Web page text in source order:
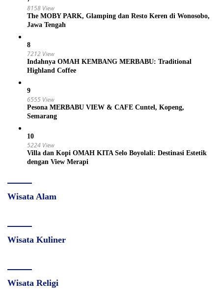
8158 View
The MOBY PARK, Glamping dan Resto Keren di Wonosobo,
Jawa Tengah
8
7212 View
Indahnya OMAH KEMBANG MERBABU: Traditional
Highland Coffee
9
6555 View
Pesona MERBABU VIEW & CAFE Cuntel, Kopeng,
Semarang
10
5224 View
Villa dan Kopi OMAH KITA Selo Boyolali: Destinasi Estetik
dengan View Merapi
Wisata Alam
Wisata Kuliner
Wisata Religi